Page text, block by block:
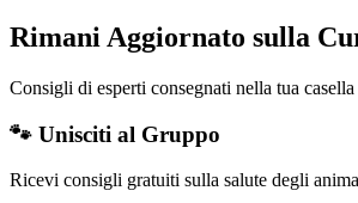
Rimani Aggiornato sulla
Consigli di esperti consegnati nella tua
🐾 Unisciti al Gruppo
Ricevi consigli gratuiti sulla salute degli